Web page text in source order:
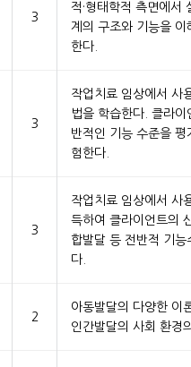
3
적·형태학적 측면에서
계의 구조와 기능을
한다.
3
작업치료 임상에서 사
법을 학습한다. 클라
반적인 기능 수준을 평
험한다.
3
작업치료 임상에서 사
득하여 클라이언트의
합발달 등 전반적 기능
다.
2
아동발달의 다양한 이
인간발달의 사회 환경